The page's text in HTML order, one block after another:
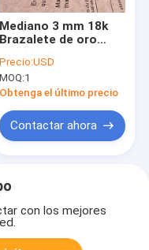
Mediano 3 mm 18k
Brazalete de oro
Cartier Juste Un Clou
Brazalete
Precio:USD
MOQ:1
Obtenga el último precio
Contactar ahora
con los mejores